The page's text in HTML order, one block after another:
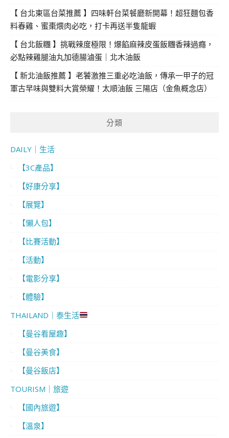
【 台北東區台菜推薦 】四味軒台菜餐廳新開幕！超狂麵包香
料春雞、蜜棗煨肉必吃，打卡再送半隻龍蝦
【 台北飯糰 】挑戰辣度極限！爆餡麻辣皮蛋飯糰香辣過癮，
必點辣雞腿油丸加德腸滷蛋｜北木油飯
【 新北油飯推薦 】老饕激推三重必吃油飯，傳承一甲子的冠
軍古早味與雙料大賞榮耀！太順油飯 三陽店（金魚概念店）
分類
DAILY｜生活
【3C產品】
【好康分享】
【展覽】
【懶人包】
【比賽活動】
【活動】
【電影分享】
【體驗】
THAILAND｜泰生活
【曼谷看屋趣】
【曼谷美食】
【曼谷飯店】
TOURISM｜旅遊
【國內旅遊】
【溫泉】